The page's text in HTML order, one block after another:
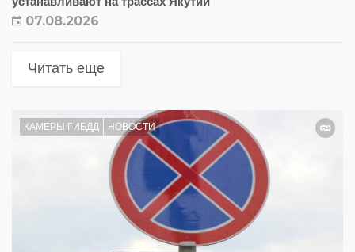
07.08.2026
Читать еще
КАМЕРЫ ГИБДД НОВОСТИ